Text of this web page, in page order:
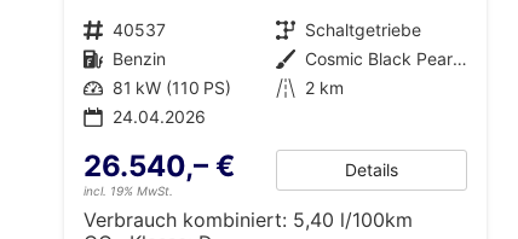
Fahrzeugnr. 40537 Getriebe Schaltgetriebe
Kraftstoff Benzin Außenfarbe
Cosmic Black Pearl Metallic
Leistung 81 kW (110 PS) Kilometerstand 2 km
24.04.2026
26.540,– €
incl. 19% MwSt.
Details
Verbrauch kombiniert: 5,40 l/100km